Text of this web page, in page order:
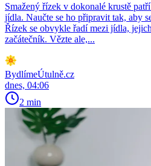
Smažený řízek v dokonalé krustě
jídla. Naučte se ho připravit tak, aby
Řízek se obvykle řadí mezi jídla,
začátečník. Vězte ale,...
BydlímeÚtulně.cz
dnes, 04:06
2 min